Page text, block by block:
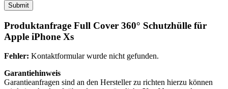
Produktanfrage Full Cover 360° Schutzhülle für
Apple iPhone Xs
Fehler: Kontaktformular wurde nicht gefunden.
Garantiehinweis
Garantieanfragen sind an den Hersteller zu richten hierzu können